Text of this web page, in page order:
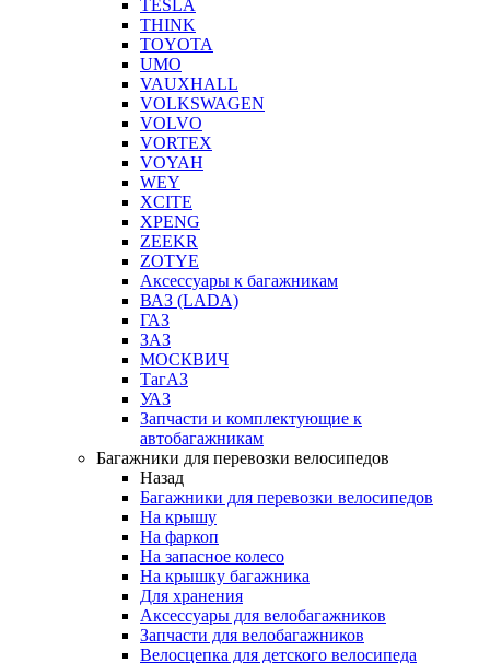
TESLA
THINK
TOYOTA
UMO
VAUXHALL
VOLKSWAGEN
VOLVO
VORTEX
VOYAH
WEY
XCITE
XPENG
ZEEKR
ZOTYE
Аксессуары к багажникам
ВАЗ (LADA)
ГАЗ
ЗАЗ
МОСКВИЧ
ТагАЗ
УАЗ
Запчасти и комплектующие к
автобагажникам
Багажники для перевозки велосипедов
Назад
Багажники для перевозки велосипедов
На крышу
На фаркоп
На запасное колесо
На крышку багажника
Для хранения
Аксессуары для велобагажников
Запчасти для велобагажников
Велосцепка для детского велосипеда